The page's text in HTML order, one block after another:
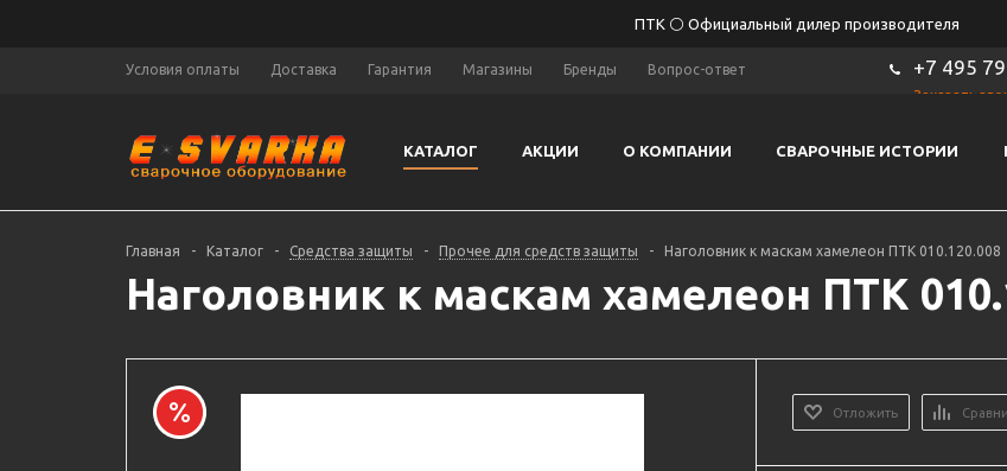
ПТК ⚪ Официальный дилер производителя
Условия оплаты Доставка Гарантия Магазины Бренды Вопрос-ответ +7 495
Заказать
КАТАЛОГ АКЦИИ О КОМПАНИИ СВАРОЧНЫЕ ИСТОРИИ
Главная - Каталог - Средства защиты - Прочее для средств защиты - Наголовник к маскам хамелеон ПТК 010.120.008
Наголовник к маскам хамелеон ПТК
Отложить